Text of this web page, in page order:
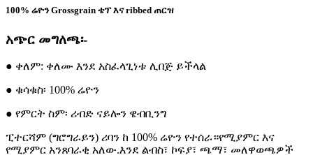
100% ሬዮን Grossgrain ቴፕ እና ribbed ጠርዝ
አጭር መግለጫ፡-
● ቀለም: ቀለሙ እንደ አስፈላጊነቱ ሊበጅ ይችላል
● ቁሳቁስ፡ 100% ሬዮን
● የምርት ስም፡ ሪብድ ናይሎን ዌብቢንግ
ፒተርሻም (ግሮግራይን) ሪባን ከ 100% ሬዮን የተሰራ።የሚያምር እና
የሚያምር አንጸባራቂ አለው.እንደ ልብስ፣ ኮፍያ፣ ጫማ፣ መለዋወጫዎች